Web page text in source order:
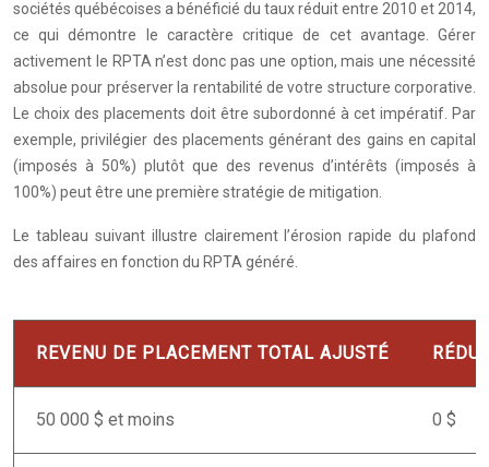
sociétés québécoises a bénéficié du taux réduit entre 2010 et 2014,
ce qui démontre le caractère critique de cet avantage. Gérer
activement le RPTA n’est donc pas une option, mais une nécessité
absolue pour préserver la rentabilité de votre structure corporative.
Le choix des placements doit être subordonné à cet impératif. Par
exemple, privilégier des placements générant des gains en capital
(imposés à 50%) plutôt que des revenus d’intérêts (imposés à
100%) peut être une première stratégie de mitigation.
Le tableau suivant illustre clairement l’érosion rapide du plafond
des affaires en fonction du RPTA généré.
REVENU DE PLACEMENT TOTAL AJUSTÉ
50 000 $ et moins 0 $